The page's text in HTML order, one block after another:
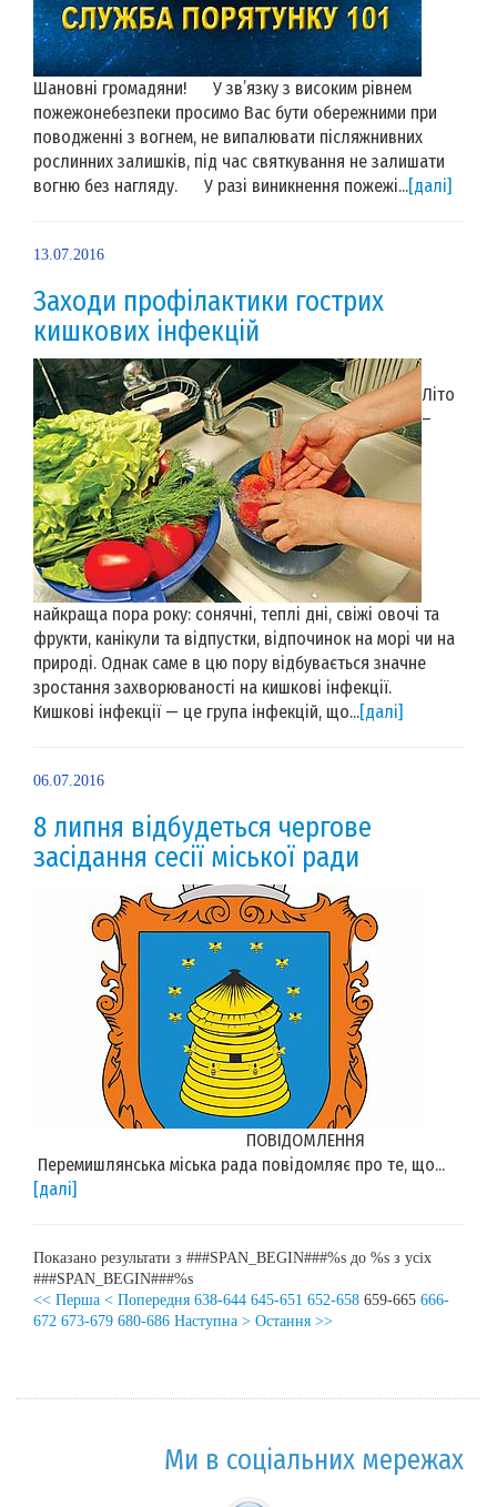
Шановні громадяни! У зв’язку з високим рівнем
пожежонебезпеки просимо Вас бути обережними при
поводженні з вогнем, не випалювати післяжнивних
рослинних залишків, під час святкування не залишати
вогню без нагляду. У разі виникнення пожежі...[далі]
13.07.2016
Заходи профілактики гострих
кишкових інфекцій
Літо
–
найкраща пора року: сонячні, теплі дні, свіжі овочі та
фрукти, канікули та відпустки, відпочинок на морі чи на
природі. Однак саме в цю пору відбувається значне
зростання захворюваності на кишкові інфекції.
Кишкові інфекції — це група інфекцій, що...[далі]
06.07.2016
8 липня відбудеться чергове
засідання сесії міської ради
ПОВІДОМЛЕННЯ
Перемишлянська міська рада повідомляє про те, що...
[далі]
Показано результати з ###SPAN_BEGIN###%s до %s з усіх
###SPAN_BEGIN###%s
<< Перша < Попередня 638-644 645-651 652-658 659-665 666-
672 673-679 680-686 Наступна > Остання >>
Ми в соціальних мережах